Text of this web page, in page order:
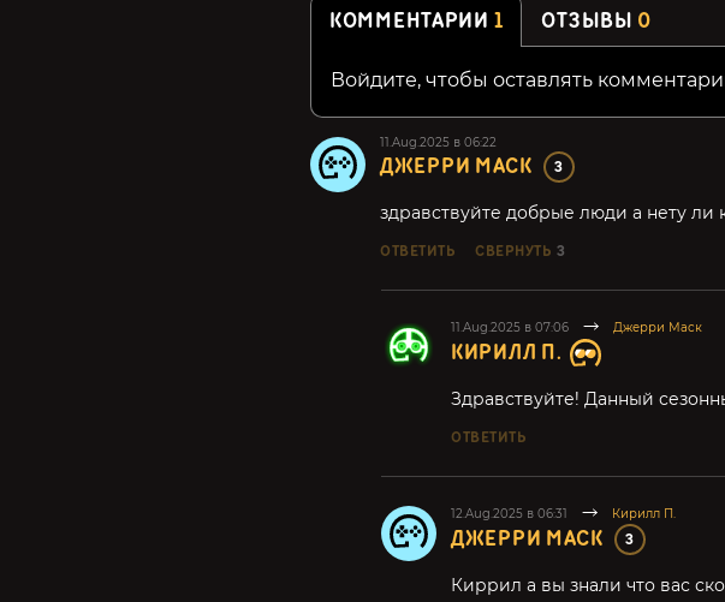
КОММЕНТАРИИ 1 ОТЗЫВЫ 0
Войдите, чтобы оставлять
11.Aug.2025 в 06:22
ДЖЕРРИ МАСК 3
здравствуйте добрые люди а нету
ОТВЕТИТЬ СВЕРНУТЬ 3
11.Aug.2025 в 07:06 Джерри Маск
КИРИЛЛ П.
Здравствуйте! Данный
ОТВЕТИТЬ
12.Aug.2025 в 06:31 Кирилл П.
ДЖЕРРИ МАСК 3
Киррил а вы знали что вас